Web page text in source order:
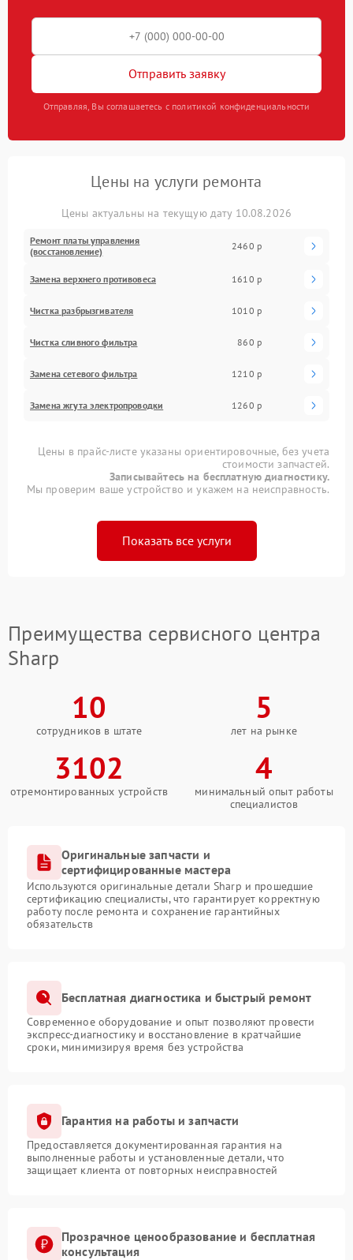
Отправить заявку
Отправляя, Вы соглашаетесь с политикой конфиденциальности
Цены на услуги ремонта
Цены актуальны на текущую дату 10.08.2026
Ремонт платы управления
(восстановление)
2460 р
Замена верхнего противовеса 1610 р
Чистка разбрызгивателя 1010 р
Чистка сливного фильтра 860 р
Замена сетевого фильтра 1210 р
Замена жгута электропроводки 1260 р
Цены в прайс-листе указаны ориентировочные, без учета
стоимости запчастей.
Записывайтесь на бесплатную диагностику.
Мы проверим ваше устройство и укажем на неисправность.
Показать все услуги
Преимущества сервисного центра
Sharp
10
сотрудников в штате
5
лет на рынке
3102
отремонтированных устройств
4
минимальный опыт работы
специалистов
Оригинальные запчасти и
сертифицированные мастера
Используются оригинальные детали Sharp и прошедшие
сертификацию специалисты, что гарантирует корректную
работу после ремонта и сохранение гарантийных
обязательств
Бесплатная диагностика и быстрый ремонт
Современное оборудование и опыт позволяют провести
экспресс-диагностику и восстановление в кратчайшие
сроки, минимизируя время без устройства
Гарантия на работы и запчасти
Предоставляется документированная гарантия на
выполненные работы и установленные детали, что
защищает клиента от повторных неисправностей
Прозрачное ценообразование и бесплатная
консультация